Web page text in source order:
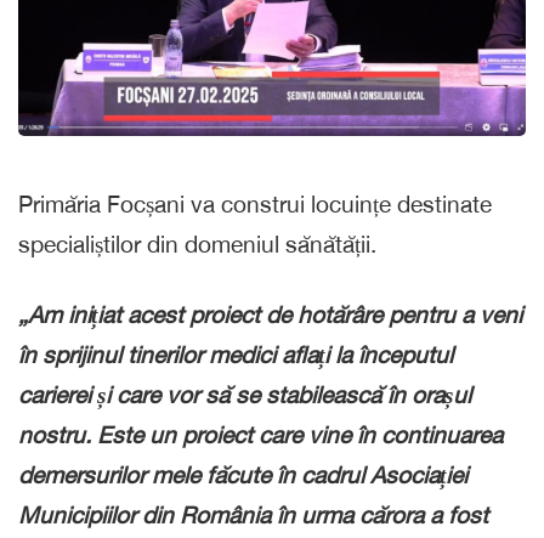
Primăria Focșani va construi locuințe destinate
specialiștilor din domeniul sănătății.
„Am inițiat acest proiect de hotărâre pentru a veni
în sprijinul tinerilor medici aflați la începutul
carierei și care vor să se stabilească în orașul
nostru. Este un proiect care vine în continuarea
demersurilor mele făcute în cadrul Asociației
Municipiilor din România în urma cărora a fost